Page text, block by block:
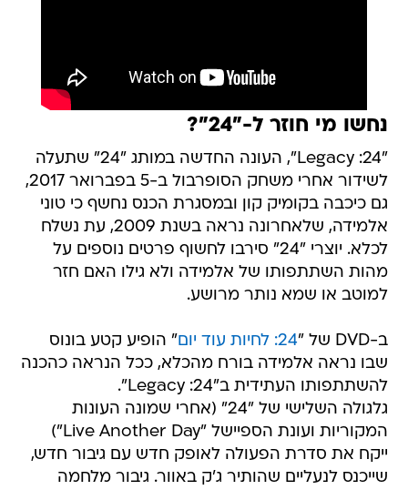
נחשו מי חוזר ל-"24"?
"24: Legacy", העונה החדשה במותג "24" שתעלה
לשידור אחרי משחק הסופרבול ב-5 בפברואר 2017,
גם כיכבה בקומיק קון ובמסגרת הכנס נחשף כי טוני
אלמידה, שלאחרונה נראה בשנת 2009, עת נשלח
לכלא. יוצרי "24" סירבו לחשוף פרטים נוספים על
מהות השתתפותו של אלמידה ולא גילו האם חזר
למוטב או שמא נותר מרושע.
ב-DVD של " 24: לחיות עוד יום
" הופיע קטע בונוס
שבו נראה אלמידה בורח מהכלא, ככל הנראה כהכנה
להשתתפותו העתידית ב"24: Legacy".
גלגולה השלישי של "24" (אחרי שמונה העונות
המקוריות ועונת הספיישל "Live Another Day")
ייקח את סדרת הפעולה לאופק חדש עם גיבור חדש,
שייכנס לנעליים שהותיר ג'ק באוור. גיבור מלחמה